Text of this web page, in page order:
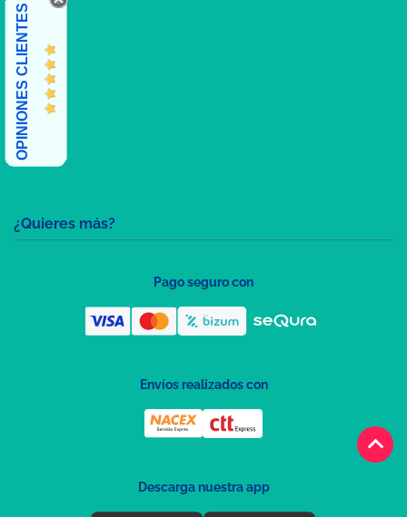
keyboard_arrow_up
¿Quieres más?
OPINIONES CLIENTES
Pago seguro con
Envíos realizados con
Descarga nuestra app